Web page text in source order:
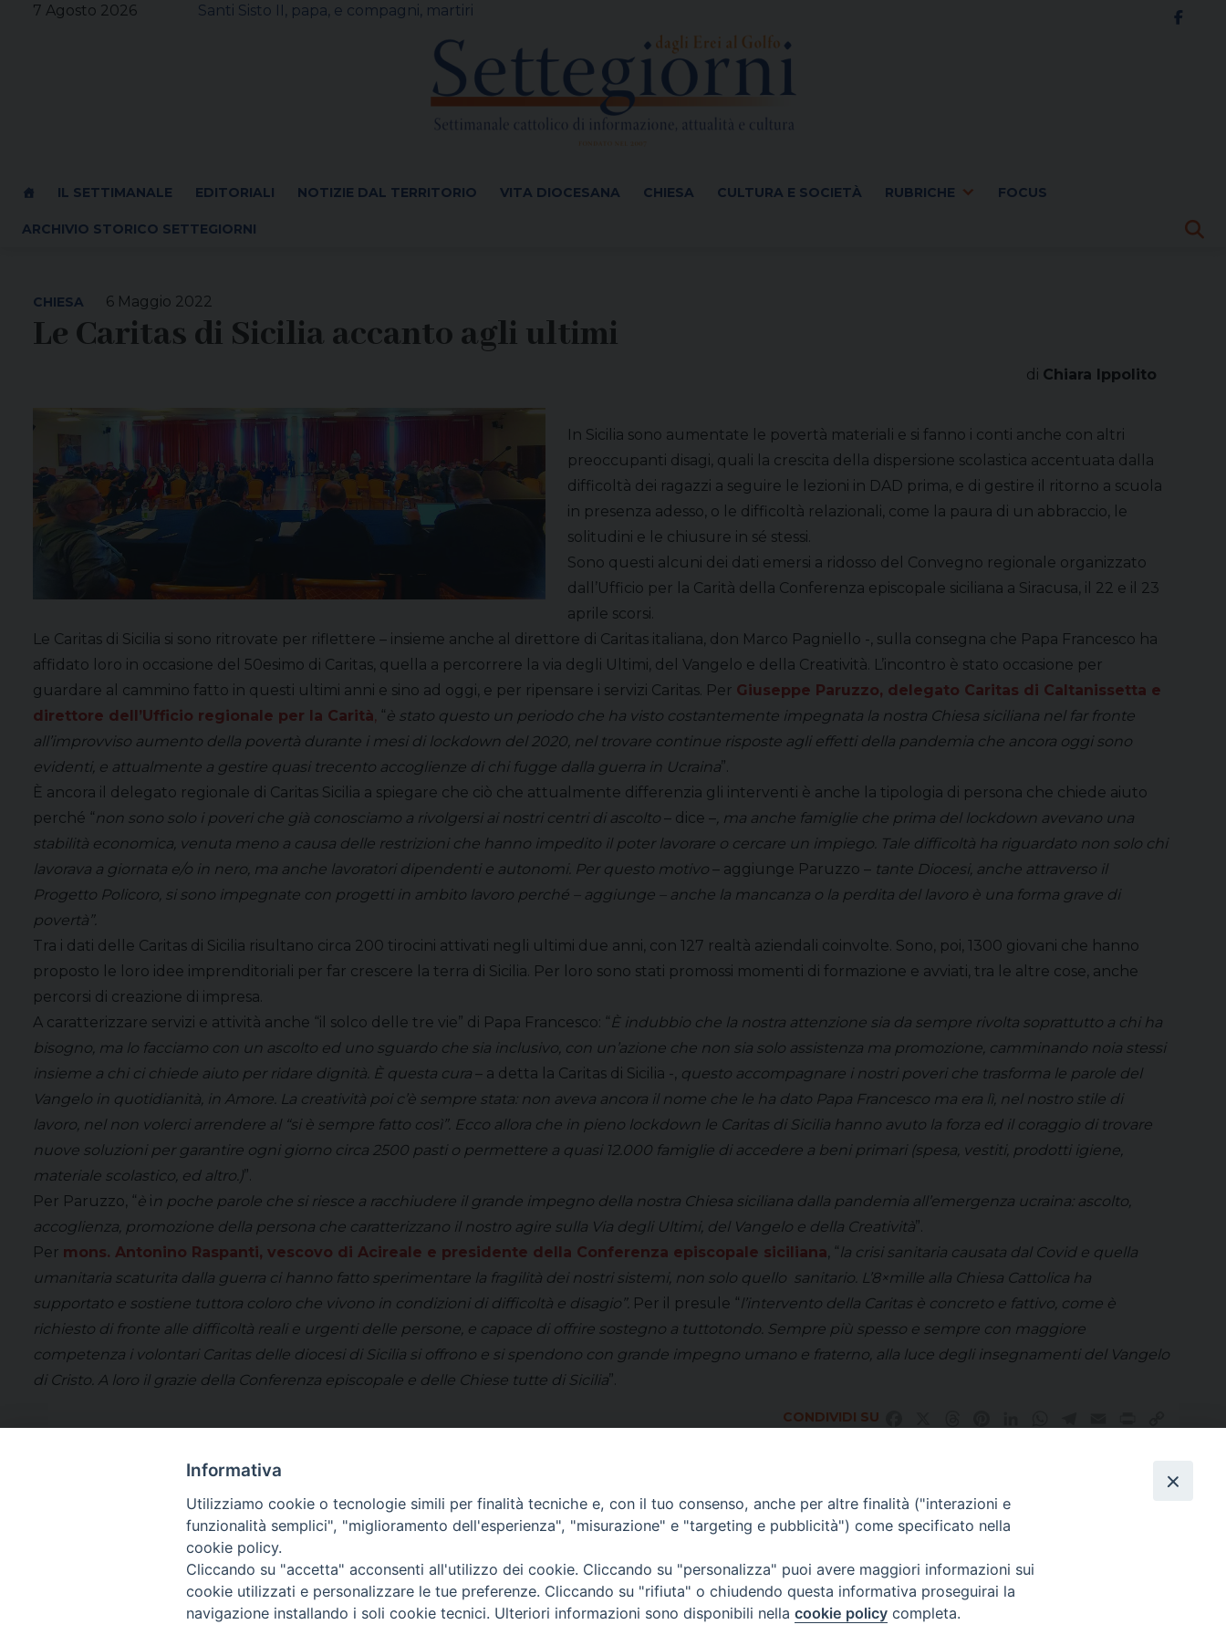
7 Agosto 2026 Santi Sisto II, papa, e compagni, martiri
IL SETTIMANALE EDITORIALI NOTIZIE DAL TERRITORIO VITA DIOCESANA CHIESA CULTURA E SOCIETÀ RUBRICHE FOCUS
ARCHIVIO STORICO SETTEGIORNI
6 Maggio 2022
CHIESA
Le Caritas di Sicilia accanto agli ultimi
di Chiara Ippolito
In Sicilia sono aumentate le povertà materiali e si fanno i conti anche con altri
preoccupanti disagi, quali la crescita della dispersione scolastica accentuata dalla
difficoltà dei ragazzi a seguire le lezioni in DAD prima, e di gestire il ritorno a scuola
in presenza adesso, o le difficoltà relazionali, come la paura di un abbraccio, le
solitudini e le chiusure in sé stessi.
Sono questi alcuni dei dati emersi a ridosso del Convegno regionale organizzato
dall’Ufficio per la Carità della Conferenza episcopale siciliana a Siracusa, il 22 e il 23
aprile scorsi.
Le Caritas di Sicilia si sono ritrovate per riflettere – insieme anche al direttore di Caritas italiana, don Marco Pagniello -, sulla consegna che Papa Francesco ha
affidato loro in occasione del 50esimo di Caritas, quella a percorrere la via degli Ultimi, del Vangelo e della Creatività. L’incontro è stato occasione per
guardare al cammino fatto in questi ultimi anni e sino ad oggi, e per ripensare i servizi Caritas. Per Giuseppe Paruzzo, delegato Caritas di Caltanissetta e
direttore dell’Ufficio regionale per la Carità, “è stato questo un periodo che ha visto costantemente impegnata la nostra Chiesa siciliana nel far fronte
all’improvviso aumento della povertà durante i mesi di lockdown del 2020, nel trovare continue risposte agli effetti della pandemia che ancora oggi sono
evidenti, e attualmente a gestire quasi trecento accoglienze di chi fugge dalla guerra in Ucraina”.
È ancora il delegato regionale di Caritas Sicilia a spiegare che ciò che attualmente differenzia gli interventi è anche la tipologia di persona che chiede aiuto
perché “non sono solo i poveri che già conosciamo a rivolgersi ai nostri centri di ascolto – dice –, ma anche famiglie che prima del lockdown avevano una
stabilità economica, venuta meno a causa delle restrizioni che hanno impedito il poter lavorare o cercare un impiego. Tale difficoltà ha riguardato non solo chi
lavorava a giornata e/o in nero, ma anche lavoratori dipendenti e autonomi. Per questo motivo – aggiunge Paruzzo – tante Diocesi, anche attraverso il
Progetto Policoro, si sono impegnate con progetti in ambito lavoro perché – aggiunge – anche la mancanza o la perdita del lavoro è una forma grave di
povertà”.
Tra i dati delle Caritas di Sicilia risultano circa 200 tirocini attivati negli ultimi due anni, con 127 realtà aziendali coinvolte. Sono, poi, 1300 giovani che hanno
proposto le loro idee imprenditoriali per far crescere la terra di Sicilia. Per loro sono stati promossi momenti di formazione e avviati, tra le altre cose, anche
percorsi di creazione di impresa.
A caratterizzare servizi e attività anche “il solco delle tre vie” di Papa Francesco: “È indubbio che la nostra attenzione sia da sempre rivolta soprattutto a chi ha
bisogno, ma lo facciamo con un ascolto ed uno sguardo che sia inclusivo, con un’azione che non sia solo assistenza ma promozione, camminando noia stessi
insieme a chi ci chiede aiuto per ridare dignità. È questa cura – a detta la Caritas di Sicilia -, questo accompagnare i nostri poveri che trasforma le parole del
Vangelo in quotidianità, in Amore. La creatività poi c’è sempre stata: non aveva ancora il nome che le ha dato Papa Francesco ma era lì, nel nostro stile di
lavoro, nel non volerci arrendere al “si è sempre fatto così”. Ecco allora che in pieno lockdown le Caritas di Sicilia hanno avuto la forza ed il coraggio di trovare
nuove soluzioni per garantire ogni giorno circa 2500 pasti o permettere a quasi 12.000 famiglie di accedere a beni primari (spesa, vestiti, prodotti igiene,
materiale scolastico, ed altro.)”.
Per Paruzzo, “è in poche parole che si riesce a racchiudere il grande impegno della nostra Chiesa siciliana dalla pandemia all’emergenza ucraina: ascolto,
accoglienza, promozione della persona che caratterizzano il nostro agire sulla Via degli Ultimi, del Vangelo e della Creatività”.
Per mons. Antonino Raspanti, vescovo di Acireale e presidente della Conferenza episcopale siciliana, “la crisi sanitaria causata dal Covid e quella
umanitaria scaturita dalla guerra ci hanno fatto sperimentare la fragilità dei nostri sistemi, non solo quello sanitario. L’8×mille alla Chiesa Cattolica ha
supportato e sostiene tuttora coloro che vivono in condizioni di difficoltà e disagio”. Per il presule “l’intervento della Caritas è concreto e fattivo, come è
richiesto di fronte alle difficoltà reali e urgenti delle persone, e capace di offrire sostegno a tuttotondo. Sempre più spesso e sempre con maggiore
competenza i volontari Caritas delle diocesi di Sicilia si offrono e si spendono con grande impegno umano e fraterno, alla luce degli insegnamenti del Vangelo
di Cristo. A loro il grazie della Conferenza episcopale e delle Chiese tutte di Sicilia”.
CONDIVIDI SU
Direttore Responsabile Giuseppe Rabita
Direttore Amministrativo Salvatore Bruno
Via Cammarata, 21 – Piazza Armerina
Autorizzazione Tribunale di Enna n. 113 del 24/2/2007
Informativa
Utilizziamo cookie o tecnologie simili per finalità tecniche e, con il tuo consenso, anche per altre finalità ("interazioni e
funzionalità semplici", "miglioramento dell'esperienza", "misurazione" e "targeting e pubblicità") come specificato nella
cookie policy.
Cliccando su "accetta" acconsenti all'utilizzo dei cookie. Cliccando su "personalizza" puoi avere maggiori informazioni sui
cookie utilizzati e personalizzare le tue preferenze. Cliccando su "rifiuta" o chiudendo questa informativa proseguirai la
navigazione installando i soli cookie tecnici. Ulteriori informazioni sono disponibili nella cookie policy completa.